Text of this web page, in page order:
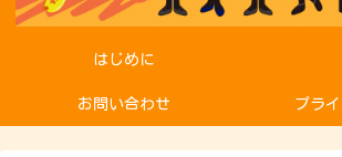
はじめに
お問い合わせ プラ